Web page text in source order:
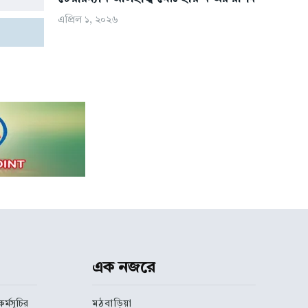
এপ্রিল ১, ২০২৬
এক নজরে
মঠবাড়িয়া